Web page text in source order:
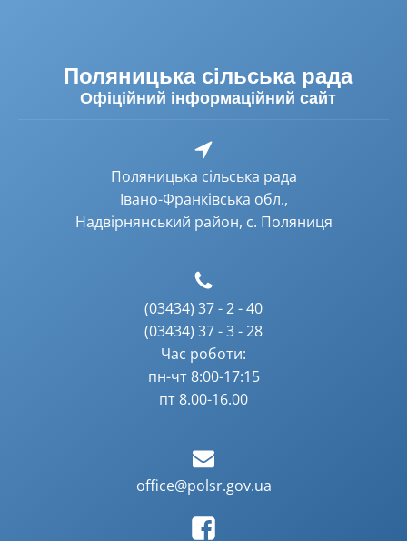
Поляницька сільська рада
Офіційний інформаційний сайт
Поляницька сільська рада
Івано-Франківська обл.,
Надвірнянський район, с. Поляниця
(03434) 37 - 2 - 40
(03434) 37 - 3 - 28
Час роботи:
пн-чт 8:00-17:15
пт 8.00-16.00
office@polsr.gov.ua